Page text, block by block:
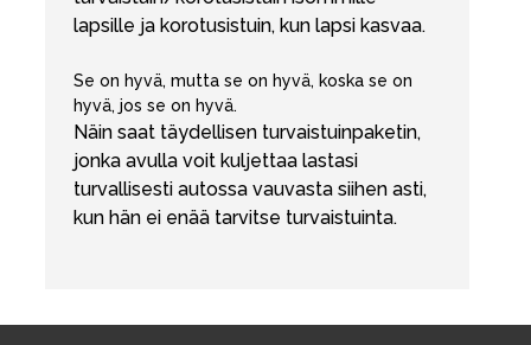
lapsille ja korotusistuin, kun lapsi kasvaa.
Se on hyvä, mutta se on hyvä, koska se on
hyvä, jos se on hyvä.
Näin saat täydellisen turvaistuinpaketin,
jonka avulla voit kuljettaa lastasi
turvallisesti autossa vauvasta siihen asti,
kun hän ei enää tarvitse turvaistuinta.